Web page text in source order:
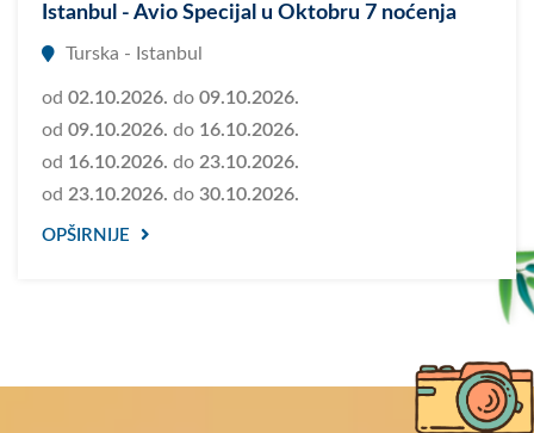
Istanbul - Avio Specijal u Oktobru 7 noćenja
Turska - Istanbul
od 02.10.2026. do 09.10.2026.
od 09.10.2026. do 16.10.2026.
od 16.10.2026. do 23.10.2026.
od 23.10.2026. do 30.10.2026.
OPŠIRNIJE